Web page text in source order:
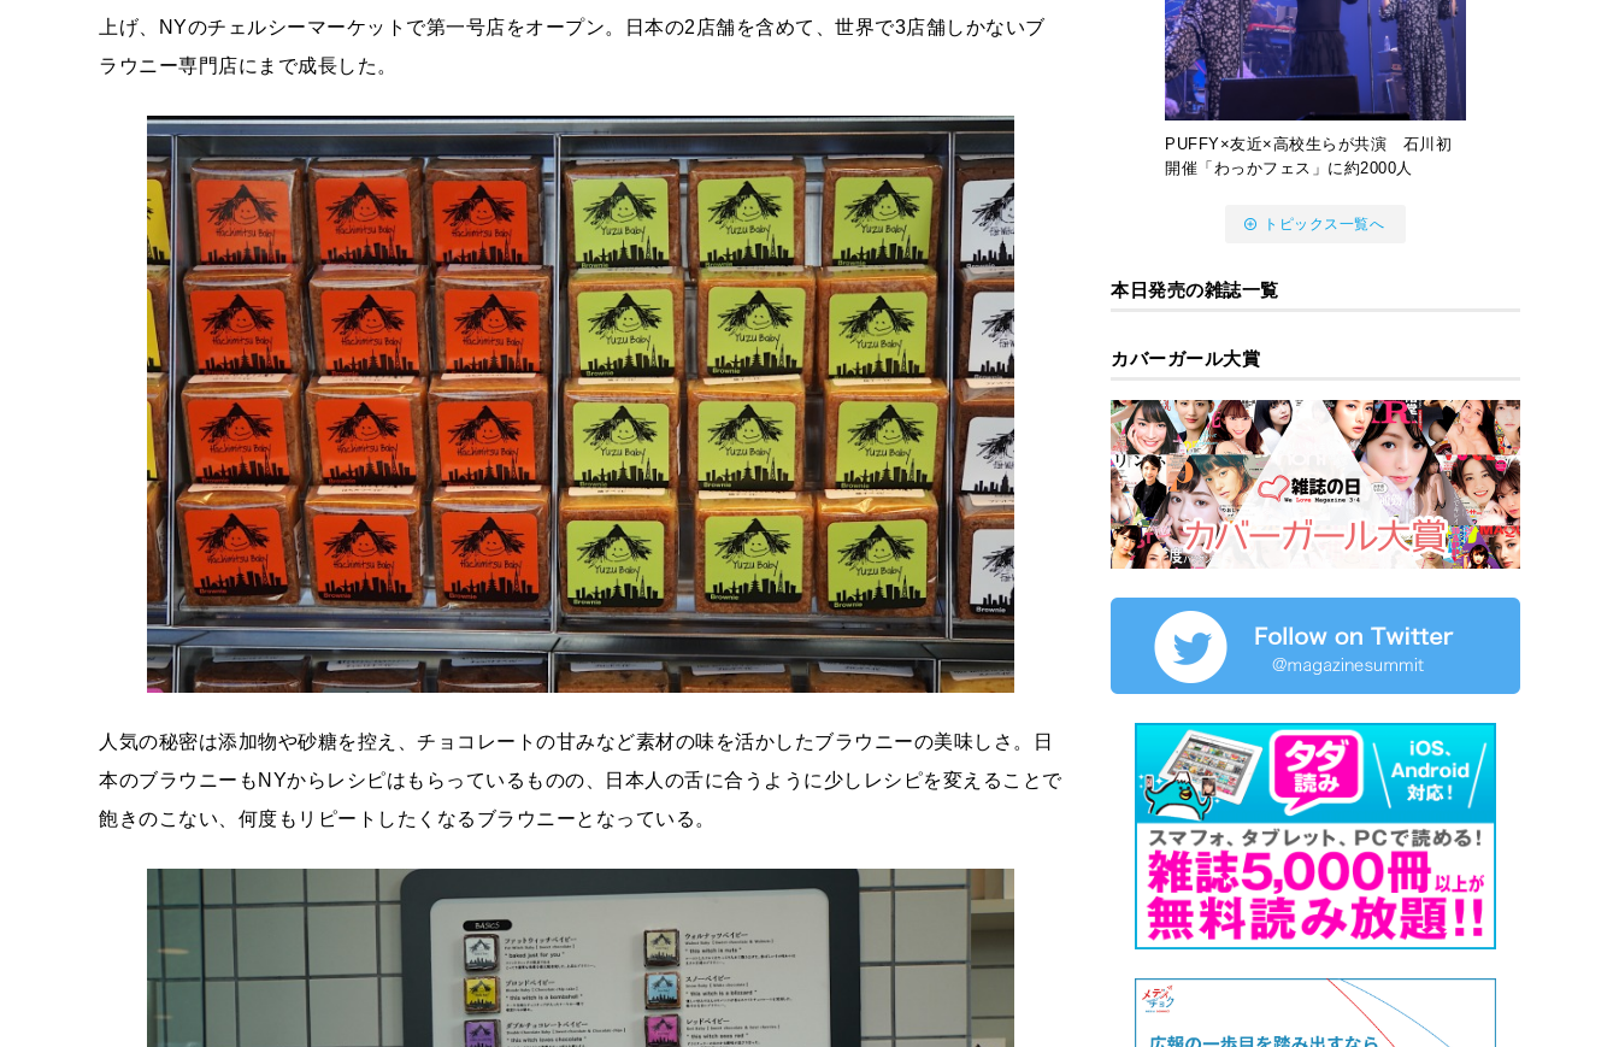
上げ、NYのチェルシーマーケットで第一号店をオープン。日本の2店舗を含めて、世界で3店舗しかないブ
ラウニー専門店にまで成長した。
人気の秘密は添加物や砂糖を控え、チョコレートの甘みなど素材の味を活かしたブラウニーの美味しさ。日
本のブラウニーもNYからレシピはもらっているものの、日本人の舌に合うように少しレシピを変えることで
飽きのこない、何度もリピートしたくなるブラウニーとなっている。
PUFFY×友近×高校生らが共演 石川初
開催「わっかフェス」に約2000人
トピックス一覧へ
本日発売の雑誌一覧
カバーガール大賞